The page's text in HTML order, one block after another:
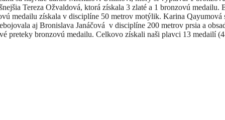
Tereza Ožvaldová, ktorá získala 3 zlaté a 1 bronzovú medailu.
medailu získala v disciplíne 50 metrov motýlik. Karina Qayumová
aj Bronislava Janáčová v disciplíne 200 metrov prsia a
preteky bronzovú medailu. Celkovo získali naši plavci 13 medailí